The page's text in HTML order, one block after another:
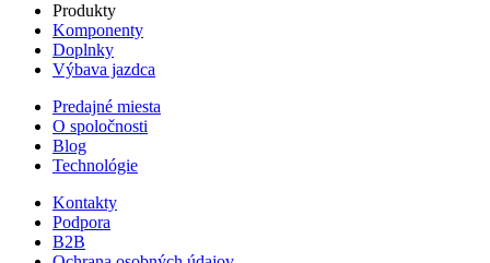
Produkty
Komponenty
Doplnky
Výbava jazdca
Predajné miesta
O spoločnosti
Blog
Technológie
Kontakty
Podpora
B2B